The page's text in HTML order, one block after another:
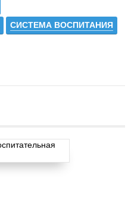
СИСТЕМА ВОСПИТАНИЯ